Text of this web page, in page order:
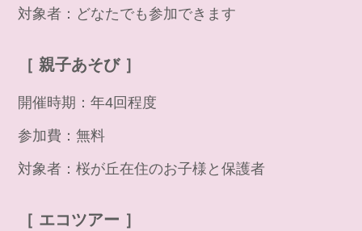
対象者：どなたでも参加できます
［ 親子あそび ］
開催時期：年4回程度
参加費：無料
対象者：桜が丘在住のお子様と保護者
［ エコツアー ］